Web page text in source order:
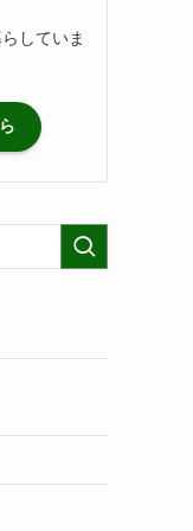
していま